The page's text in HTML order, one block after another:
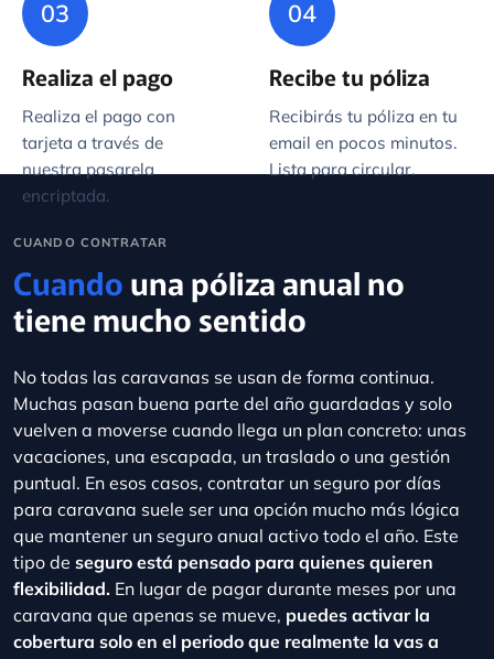
Realiza el pago
tarjeta a través de
nuestra pasarela
encriptada.
Recibe tu póliza
email en pocos minutos.
Lista para circular.
CUANDO CONTRATAR
Cuandouna póliza anual no
tiene mucho sentido
No todas las caravanas se usan de forma continua.
vuelven a moverse cuando llega un plan concreto: unas
vacaciones, una escapada, un traslado o una gestión
puntual. En esos casos, contratar un seguro por días
para caravana suele ser una opción mucho más lógica
que mantener un seguro anual activo todo el año. Este
tipo deseguro está pensado para quienes quieren
flexibilidad.En lugar de pagar durante meses por una
caravana que apenas se mueve,puedes activar la
cobertura solo en el periodo que realmente la vas a
utilizar.Así ajustas mejor el gasto y viajas con la
tranquilidad de llevar la documentación en regla cuando